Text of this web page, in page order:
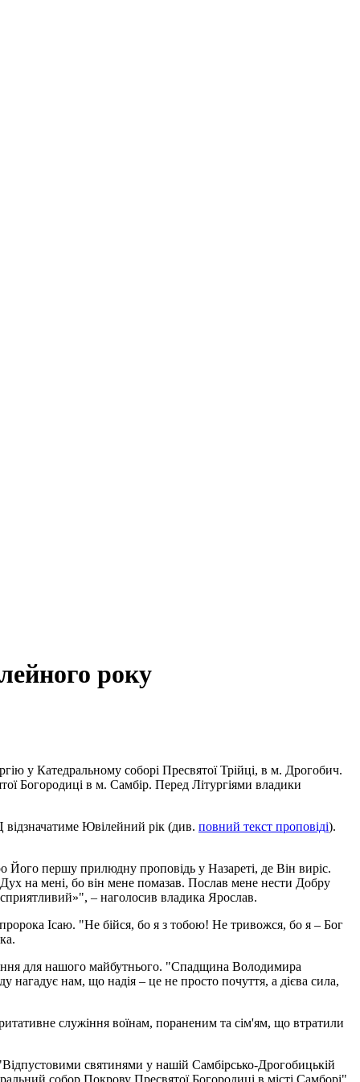
року
у Катедральному соборі Пресвятої Трійці, в м. Дрогобич.
Богородиці в м. Самбір. Перед Літургіями владики
відзначатиме Ювілейний рік (див. повний текст проповіді).
Його першу прилюдну проповідь у Назареті, де Він виріс.
на мені, бо він мене помазав. Послав мене нести Добру
– наголосив владика Ярослав.
Ісаю. "Не бійся, бо я з тобою! Не тривожся, бо я – Бог
для нашого майбутнього. "Спадщина Володимира
нам, що надія – це не просто почуття, а дієва сила,
служіння воїнам, пораненим та сім'ям, що втратили
святинями у нашій Самбірсько-Дрогобицькій
собор Покрову Пресвятої Богородиці в місті Самборі",